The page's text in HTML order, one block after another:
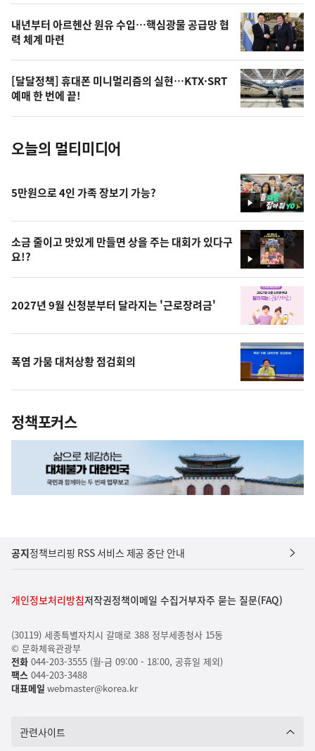
오
늘
의
사
진
내년부터 아르헨산 원유 수입…핵심광물 공급망 협
력 체계 마련
[달달정책] 휴대폰 미니멀리즘의 실현…KTX·SRT
예매 한 번에 끝!
오늘의 멀티미디어
영
상
5만원으로 4인 가족 장보기 가능?
영
상
소금 줄이고 맛있게 만들면 상을 주는 대회가 있다구
요!?
2027년 9월 신청분부터 달라지는 '근로장려금'
폭염 가뭄 대처상황 점검회의
정책포커스
공지정책브리핑 RSS 서비스 제공 중단 안내
개인정보처리방침저작권정책이메일 수집거부자주 묻는 질문(FAQ)
(30119) 세종특별자치시 갈매로 388 정부세종청사 15동
© 문화체육관광부
전화044-203-3555 (월-금 09:00 - 18:00, 공휴일 제외)
팩스044-203-3488
대표메일 webmaster@korea.kr
관련사이트